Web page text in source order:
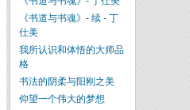
《书道与书魂》- 续 - 丁
仕美
我所认识和体悟的大师品
格
书法的阴柔与阳刚之美
仰望一个伟大的梦想